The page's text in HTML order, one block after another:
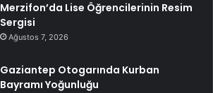
Merzifon’da Lise Öğrencilerinin Resim
Sergisi
Ağustos 7, 2026
Gaziantep Otogarında Kurban
Bayramı Yoğunluğu